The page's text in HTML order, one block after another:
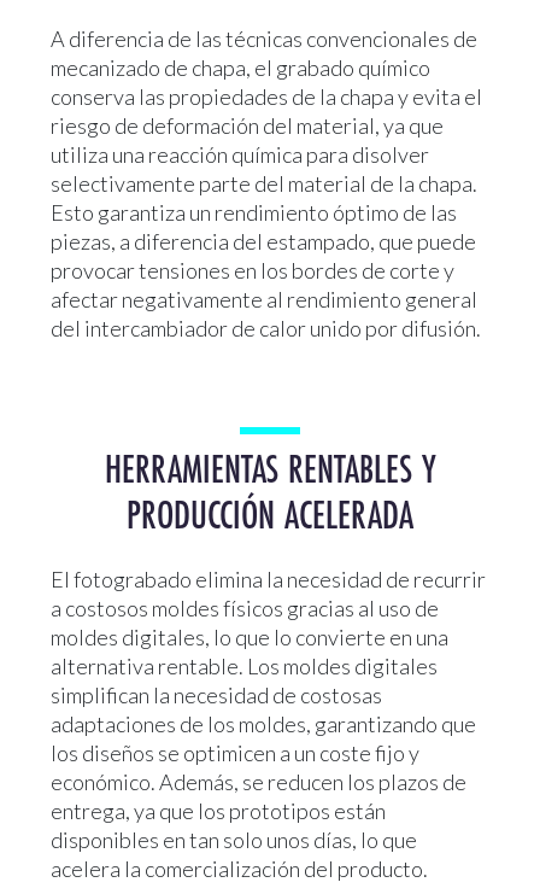
A diferencia de las técnicas convencionales de
mecanizado de chapa, el grabado químico
conserva las propiedades de la chapa y evita el
riesgo de deformación del material, ya que
utiliza una reacción química para disolver
selectivamente parte del material de la chapa.
Esto garantiza un rendimiento óptimo de las
piezas, a diferencia del estampado, que puede
provocar tensiones en los bordes de corte y
afectar negativamente al rendimiento general
del intercambiador de calor unido por difusión.
HERRAMIENTAS RENTABLES Y
PRODUCCIÓN ACELERADA
El fotograbado elimina la necesidad de recurrir
a costosos moldes físicos gracias al uso de
moldes digitales, lo que lo convierte en una
alternativa rentable. Los moldes digitales
simplifican la necesidad de costosas
adaptaciones de los moldes, garantizando que
los diseños se optimicen a un coste fijo y
económico. Además, se reducen los plazos de
entrega, ya que los prototipos están
disponibles en tan solo unos días, lo que
acelera la comercialización del producto.